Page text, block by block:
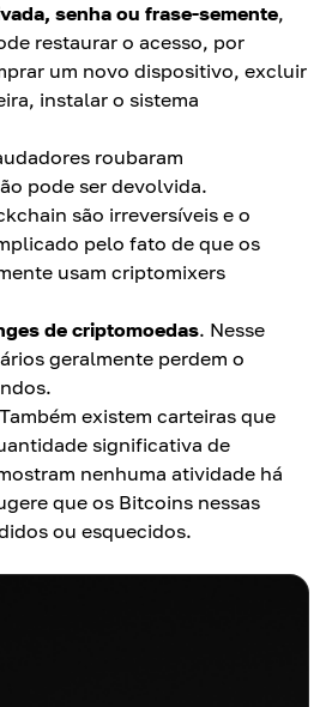
senha ou frase-semente,
restaurar o acesso, por
um novo dispositivo, excluir
instalar o sistema
roubaram
pode ser devolvida.
são irreversíveis e o
pelo fato de que os
usam criptomixers
de criptomoedas. Nesse
geralmente perdem o
existem carteiras que
significativa de
nenhuma atividade há
que os Bitcoins nessas
ou esquecidos.